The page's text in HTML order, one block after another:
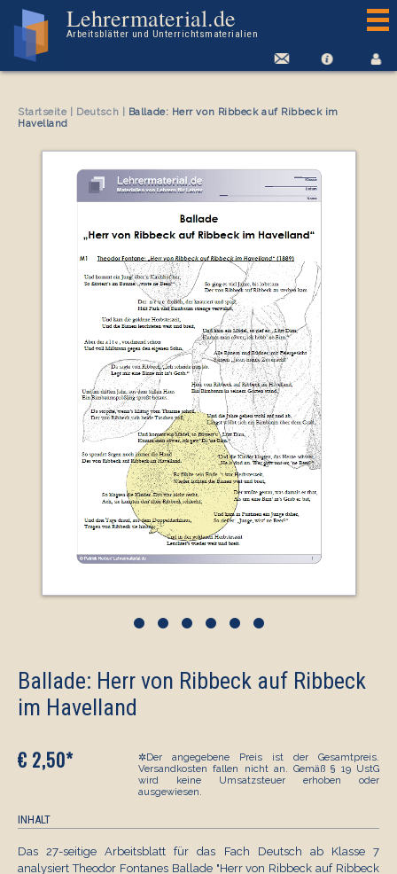
Lehrermaterial.de
Arbeitsblätter und Unterrichtsmaterialien
Startseite| Deutsch
Ballade: Herr von Ribbeck auf Ribbeck im
Havelland
••••••
Ballade: Herr von Ribbeck auf Ribbeck
im Havelland
€ 2,50*
✲Der angegebene Preis ist der Gesamtpreis.
Versandkosten fallen nicht an. Gemäß § 19 UstG
wird keine Umsatzsteuer erhoben oder
ausgewiesen.
INHALT
Das 27-seitige Arbeitsblatt für das Fach Deutsch ab Klasse 7
analysiert Theodor Fontanes Ballade "Herr von Ribbeck auf Ribbeck